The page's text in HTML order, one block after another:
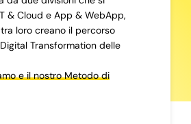
& Cloud e App & WebApp,
loro creano il percorso
Transformation delle
e il nostro Metodo di